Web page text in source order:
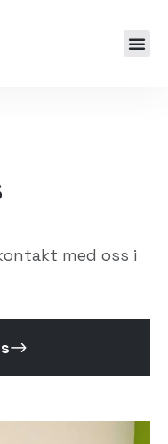
med oss i